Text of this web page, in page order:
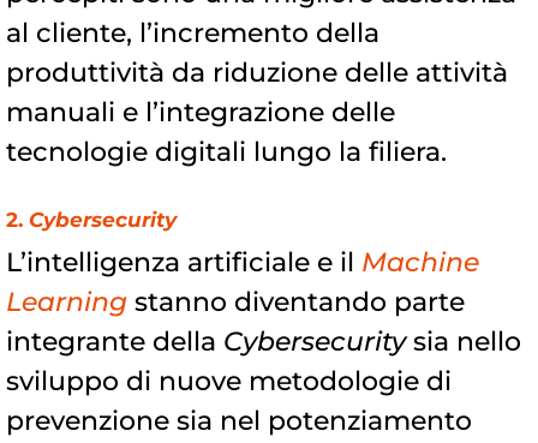
al cliente, l’incremento della
produttività da riduzione delle attività
manuali e l’integrazione delle
tecnologie digitali lungo la filiera.
2. Cybersecurity
L’intelligenza artificiale e il Machine
Learning stanno diventando parte
integrante della Cybersecuritysia nello
sviluppo di nuove metodologie di
prevenzione sia nel potenziamento